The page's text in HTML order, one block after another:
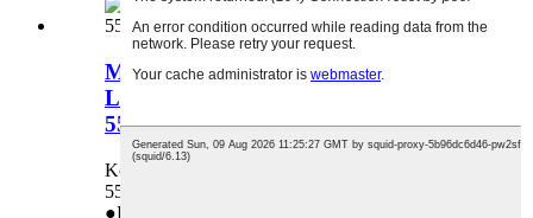
Međutransferni remen HP Color
Laserjet 5500 5550 5500dn 5500dtn
5550dn 5500dtn 5500n
Koristi se u: HP Color Laserjet 5500 5550
5500dn 5500dtn 5550dn 5500dtn 5500n
●Dug vijek trajanja